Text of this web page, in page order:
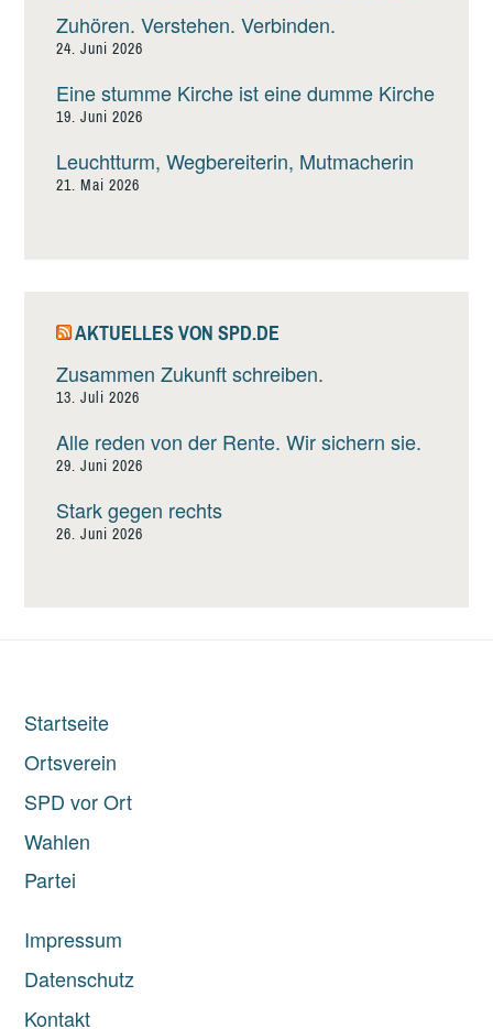
Zuhören. Verstehen. Verbinden.
24. Juni 2026
Eine stumme Kirche ist eine dumme Kirche
19. Juni 2026
Leuchtturm, Wegbereiterin, Mutmacherin
21. Mai 2026
AKTUELLES VON SPD.DE
Zusammen Zukunft schreiben.
13. Juli 2026
Alle reden von der Rente. Wir sichern sie.
29. Juni 2026
Stark gegen rechts
26. Juni 2026
Startseite
Ortsverein
SPD vor Ort
Wahlen
Partei
Impressum
Datenschutz
Kontakt